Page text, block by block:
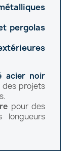
pergolas
acier noir
des projets
pour des
longueurs